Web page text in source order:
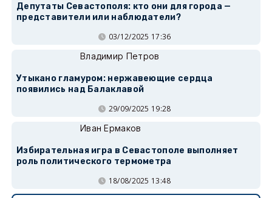
Депутаты Севастополя: кто они для города —
представители или наблюдатели?
03/12/2025 17:36
Владимир Петров
Утыкано гламуром: нержавеющие сердца
появились над Балаклавой
29/09/2025 19:28
Иван Ермаков
Избирательная игра в Севастополе выполняет
роль политического термометра
18/08/2025 13:48